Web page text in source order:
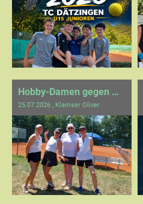
Hobby-Damen gegen Waldenbuch
25.07.2026 , Klamser Oliver